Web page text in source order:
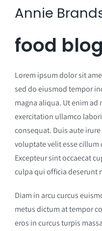
Annie
food
Lorem ipsum dolor sit
sed do eiusmod tempor
magna aliqua. Ut enim
exercitation ullamco
consequat. Duis aute
voluptate velit esse
Excepteur sint occaecat
culpa qui officia deserunt
Diam in arcu curcus
metus dictum at tempor
eros in curcus turpis